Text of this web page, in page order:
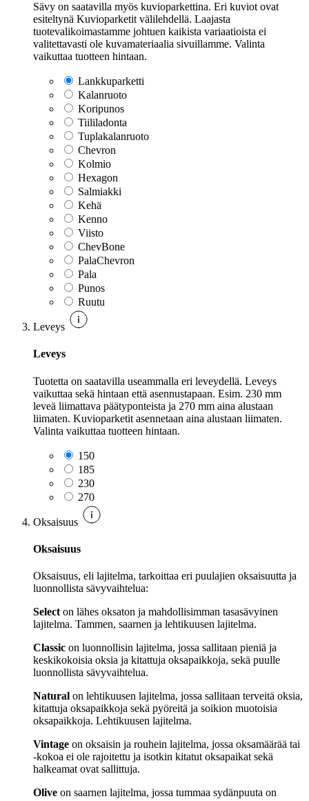
Sävy on saatavilla myös kuvioparkettina. Eri kuviot ovat
esiteltynä Kuvioparketit välilehdellä. Laajasta
tuotevalikoimastamme johtuen kaikista variaatioista ei
valitettavasti ole kuvamateriaalia sivuillamme. Valinta
vaikuttaa tuotteen hintaan.
Lankkuparketti
Kalanruoto
Koripunos
Tiililadonta
Tuplakalanruoto
Chevron
Kolmio
Hexagon
Salmiakki
Kehä
Kenno
Viisto
ChevBone
PalaChevron
Pala
Punos
Ruutu
Leveys
Leveys
Tuotetta on saatavilla useammalla eri leveydellä. Leveys
vaikuttaa sekä hintaan että asennustapaan. Esim. 230 mm
leveä liimattava päätyponteista ja 270 mm aina alustaan
liimaten. Kuvioparketit asennetaan aina alustaan liimaten.
Valinta vaikuttaa tuotteen hintaan.
150
185
230
270
Oksaisuus
Oksaisuus
Oksaisuus, eli lajitelma, tarkoittaa eri puulajien oksaisuutta ja
luonnollista sävyvaihtelua:
Select on lähes oksaton ja mahdollisimman tasasävyinen
lajitelma. Tammen, saarnen ja lehtikuusen lajitelma.
Classic on luonnollisin lajitelma, jossa sallitaan pieniä ja
keskikokoisia oksia ja kitattuja oksapaikkoja, sekä puulle
luonnollista sävyvaihtelua.
Natural on lehtikuusen lajitelma, jossa sallitaan terveitä oksia,
kitattuja oksapaikkoja sekä pyöreitä ja soikion muotoisia
oksapaikkoja. Lehtikuusen lajitelma.
Vintage on oksaisin ja rouhein lajitelma, jossa oksamäärää tai
-kokoa ei ole rajoitettu ja isotkin kitatut oksapaikat sekä
halkeamat ovat sallittuja.
Olive on saarnen lajitelma, jossa tummaa sydänpuuta on